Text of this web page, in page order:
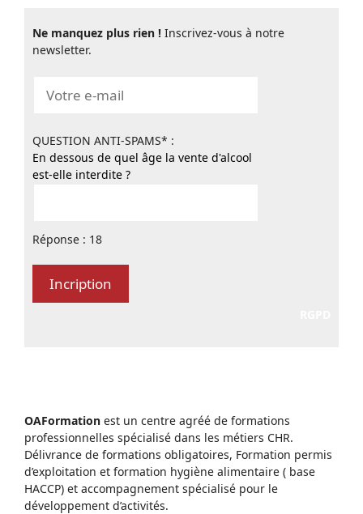
Ne manquez plus rien ! Inscrivez-vous à notre
newsletter.
QUESTION ANTI-SPAMS* :
En dessous de quel âge la vente d'alcool
est-elle interdite ?
Réponse : 18
OAFormation est un centre agréé de formations
professionnelles spécialisé dans les métiers CHR.
Délivrance de formations obligatoires, Formation permis
d’exploitation et formation hygiène alimentaire ( base
HACCP) et accompagnement spécialisé pour le
développement d’activités.